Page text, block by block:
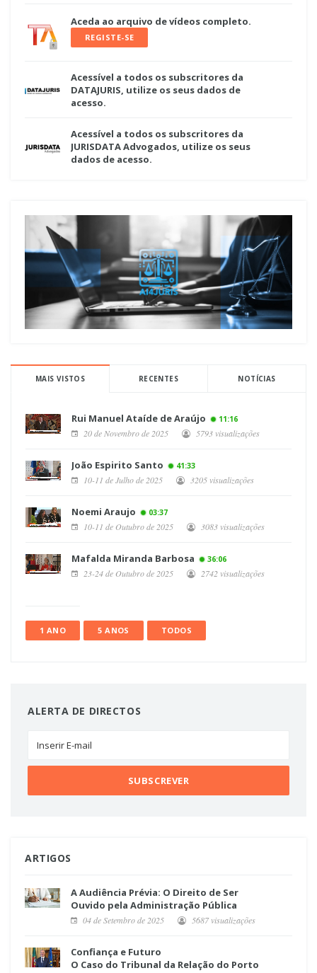
Aceda ao arquivo de vídeos completo.
REGISTE-SE
Acessível a todos os subscritores da
DATAJURIS, utilize os seus dados de
acesso.
Acessível a todos os subscritores da
JURISDATA Advogados, utilize os seus
dados de acesso.
MAIS VISTOS RECENTES NOTÍCIAS
Rui Manuel Ataíde de Araújo 11:16
20 de Novembro de 2025 5793 visualizações
João Espirito Santo 41:33
10-11 de Julho de 2025 3205 visualizações
Noemi Araujo 03:37
10-11 de Outubro de 2025 3083 visualizações
Mafalda Miranda Barbosa 36:06
23-24 de Outubro de 2025 2742 visualizações
1 ANO 5 ANOS TODOS
ALERTA DE DIRECTOS
ARTIGOS
A Audiência Prévia: O Direito de Ser
Ouvido pela Administração Pública
04 de Setembro de 2025 5687 visualizações
Confiança e Futuro
O Caso do Tribunal da Relação do Porto